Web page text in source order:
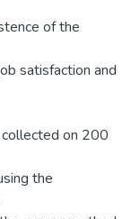
of the
satisfaction and
on 200
the